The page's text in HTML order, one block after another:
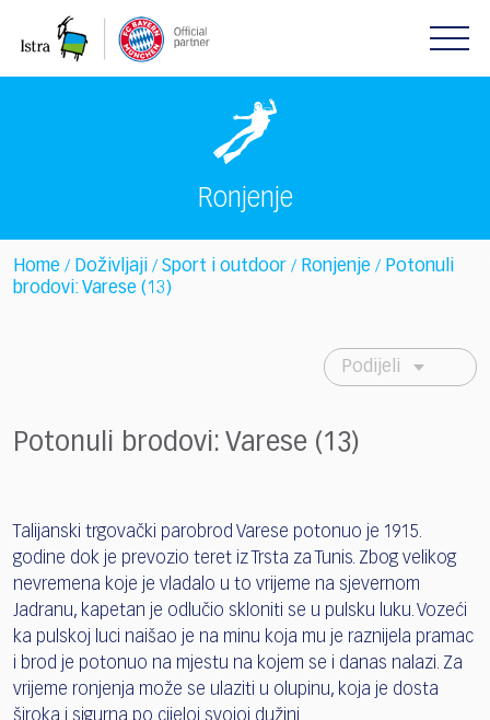
note:
Ronjenje
Home / Doživljaji / Sport i outdoor / Ronjenje / Potonuli
brodovi: Varese (13)
Podijeli
Potonuli brodovi: Varese (13)
Talijanski trgovački parobrod Varese potonuo je 1915.
godine dok je prevozio teret iz Trsta za Tunis. Zbog velikog
nevremena koje je vladalo u to vrijeme na sjevernom
Jadranu, kapetan je odlučio skloniti se u pulsku luku. Vozeći
ka pulskoj luci naišao je na minu koja mu je raznijela pramac
i brod je potonuo na mjestu na kojem se i danas nalazi. Za
vrijeme ronjenja može se ulaziti u olupinu, koja je dosta